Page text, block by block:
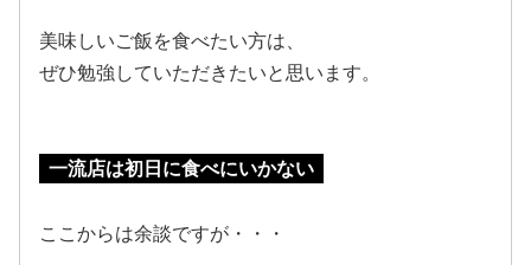
美味しいご飯を食べたい方は、
ぜひ勉強していただきたいと思います。
一流店は初日に食べにいかない
ここからは余談ですが・・・